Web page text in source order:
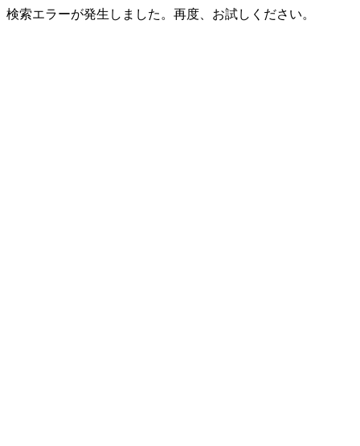
検索エラーが発生しました。再度、お試しください。